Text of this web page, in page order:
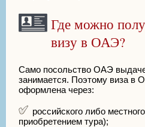
Где можно
визу в ОАЭ?
Само посольство ОАЭ
занимается. Поэтому виза в
оформлена через:
российского либо
приобретением тура);